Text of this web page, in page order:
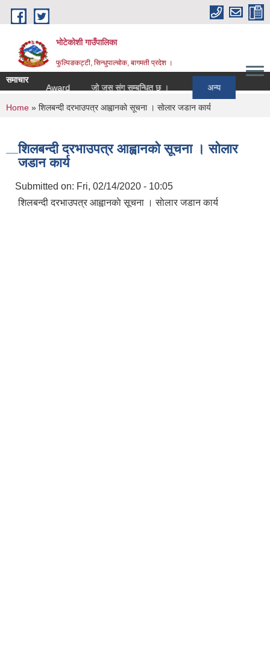
Skip to main content
भोटेकोशी गाउँपालिका
फुल्पिङकट्टी, सिन्धुपाल्चोक, बागमती प्रदेश ।
समाचार
to Award
जो जस संग सम्बन्धित छ ।
You are here
Home » शिलबन्दी दरभाउपत्र आह्वानकाे सूचना । साेलार जडान कार्य
शिलबन्दी दरभाउपत्र आह्वानकाे सूचना । साेलार
जडान कार्य
Submitted on: Fri, 02/14/2020 - 10:05
शिलबन्दी दरभाउपत्र आह्वानकाे सूचना । साेलार जडान कार्य